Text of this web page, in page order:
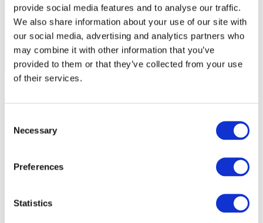
provide social media features and to analyse our traffic.
We also share information about your use of our site with
our social media, advertising and analytics partners who
may combine it with other information that you’ve
provided to them or that they’ve collected from your use
of their services.
Selection
Necessary
Preferences
Statistics